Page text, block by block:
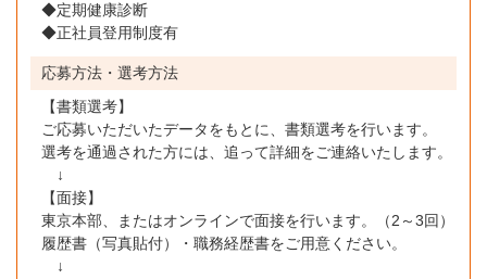
◆定期健康診断
◆正社員登用制度有
応募方法・選考方法
【書類選考】
ご応募いただいたデータをもとに、書類選考を行います。
選考を通過された方には、追って詳細をご連絡いたします。
↓
【面接】
東京本部、またはオンラインで面接を行います。（2～3回）
履歴書（写真貼付）・職務経歴書をご用意ください。
↓